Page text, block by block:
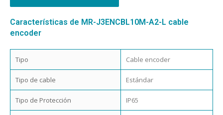
Características de MR-J3ENCBL10M-A2-L cable
encoder
Tipo Cable encoder
Tipo de cable Estándar
Tipo de Protección IP65